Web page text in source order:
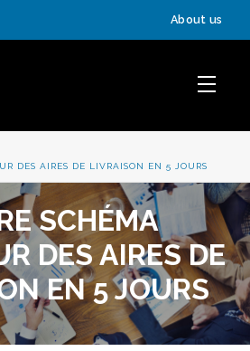
About us
DES AIRES DE LIVRAISON EN 5 JOURS
SCHÉMA
DES AIRES DE
EN 5 JOURS